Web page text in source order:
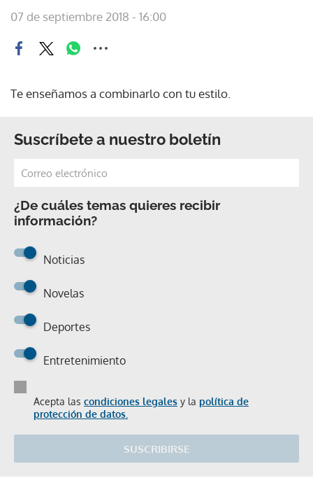
07 de septiembre 2018 - 16:00
Te enseñamos a combinarlo con tu estilo.
Suscríbete a nuestro boletín
¿De cuáles temas quieres recibir
información?
Noticias
Novelas
Deportes
Entretenimiento
Acepta las condiciones legales y la política de
protección de datos.
SUSCRIBIRSE